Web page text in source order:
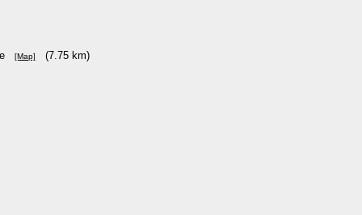
[Map] (7.75 km)